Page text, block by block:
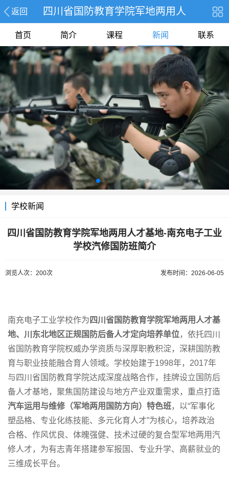
返回 四川省国防教育学院军地两用人
首页 简介 课程 新闻 联系
学校新闻
四川省国防教育学院军地两用人才基地-南充电子工业
学校汽修国防班简介
浏览人次：200次 发布时间：2026-06-05
南充电子工业学校作为 四川省国防教育学院军地两用人才基
地、川东北地区正规国防后备人才定向培养单位，依托四川
省国防教育学院权威办学资质与深厚职教积淀，深耕国防教
育与职业技能融合育人领域。学校始建于1998年，2017年
与四川省国防教育学院达成深度战略合作，挂牌设立国防后
备人才基地，聚焦国防建设与地方产业双重需求，重点打造
汽车运用与维修（军地两用国防方向）特色班，以“军事化
塑品格、专业化练技能、多元化育人才”为核心，培养政治
合格、作风优良、体魄强健、技术过硬的复合型军地两用汽
修人才，为有志青年搭建参军报国、专业升学、高薪就业的
三维成长平台。